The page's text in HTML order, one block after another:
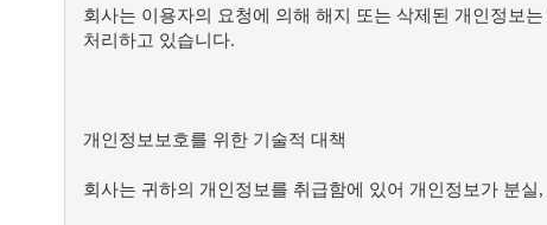
회사는 이용자의 요청에 의해 해지 또는 삭제된 개인정보
처리하고 있습니다.
개인정보보호를 위한 기술적 대책
회사는 귀하의 개인정보를 취급함에 있어 개인정보가 분